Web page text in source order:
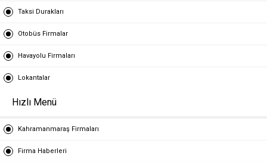
Taksi Durakları
Otobüs Firmalar
Havayolu Firmaları
Lokantalar
Hızlı Menü
Kahramanmaraş Firmaları
Firma Haberleri